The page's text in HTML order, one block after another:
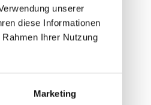
unserer
diese Informationen
Ihrer Nutzung
Marketing